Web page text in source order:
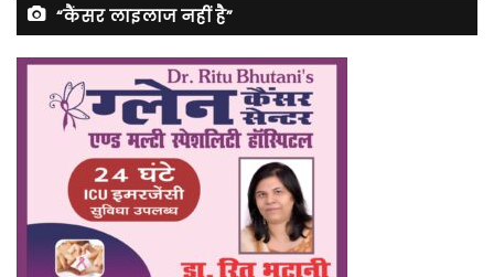
“कैंसर लाइलाज नहीं है”